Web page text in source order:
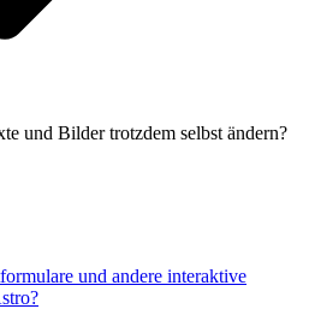
und Bilder trotzdem selbst ändern?
und andere interaktive